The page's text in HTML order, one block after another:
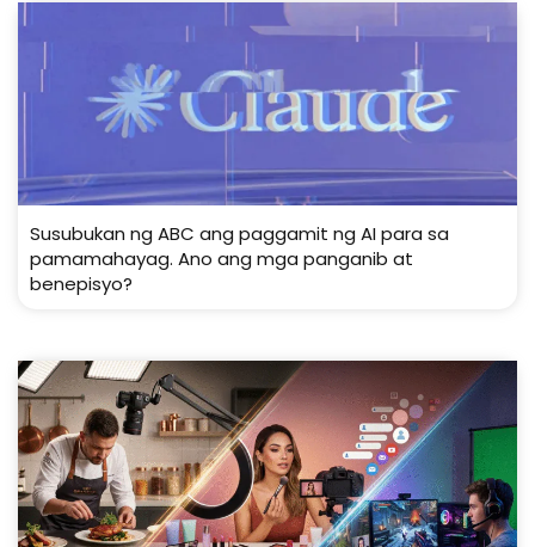
Susubukan ng ABC ang paggamit ng AI para sa
pamamahayag. Ano ang mga panganib at
benepisyo?